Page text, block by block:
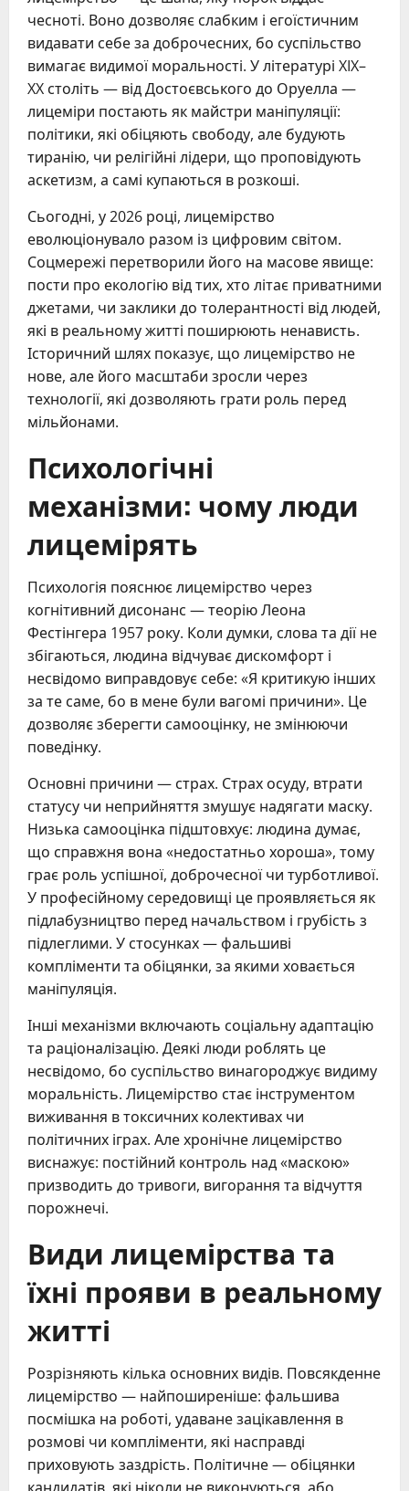
чесноті. Воно дозволяє слабким і егоїстичним
видавати себе за доброчесних, бо суспільство
вимагає видимої моральності. У літературі XIX–
XX століть — від Достоєвського до Оруелла —
лицеміри постають як майстри маніпуляції:
політики, які обіцяють свободу, але будують
тиранію, чи релігійні лідери, що проповідують
аскетизм, а самі купаються в розкоші.
Сьогодні, у 2026 році, лицемірство
еволюціонувало разом із цифровим світом.
Соцмережі перетворили його на масове явище:
пости про екологію від тих, хто літає приватними
джетами, чи заклики до толерантності від людей,
які в реальному житті поширюють ненависть.
Історичний шлях показує, що лицемірство не
нове, але його масштаби зросли через
технології, які дозволяють грати роль перед
мільйонами.
Психологічні
механізми: чому люди
лицемірять
Психологія пояснює лицемірство через
когнітивний дисонанс — теорію Леона
Фестінгера 1957 року. Коли думки, слова та дії не
збігаються, людина відчуває дискомфорт і
несвідомо виправдовує себе: «Я критикую інших
за те саме, бо в мене були вагомі причини». Це
дозволяє зберегти самооцінку, не змінюючи
поведінку.
Основні причини — страх. Страх осуду, втрати
статусу чи неприйняття змушує надягати маску.
Низька самооцінка підштовхує: людина думає,
що справжня вона «недостатньо хороша», тому
грає роль успішної, доброчесної чи турботливої.
У професійному середовищі це проявляється як
підлабузництво перед начальством і грубість з
підлеглими. У стосунках — фальшиві
компліменти та обіцянки, за якими ховається
маніпуляція.
Інші механізми включають соціальну адаптацію
та раціоналізацію. Деякі люди роблять це
несвідомо, бо суспільство винагороджує видиму
моральність. Лицемірство стає інструментом
виживання в токсичних колективах чи
політичних іграх. Але хронічне лицемірство
виснажує: постійний контроль над «маскою»
призводить до тривоги, вигорання та відчуття
порожнечі.
Види лицемірства та
їхні прояви в реальному
житті
Розрізняють кілька основних видів. Повсякденне
лицемірство — найпоширеніше: фальшива
посмішка на роботі, удаване зацікавлення в
розмові чи компліменти, які насправді
приховують заздрість. Політичне — обіцянки